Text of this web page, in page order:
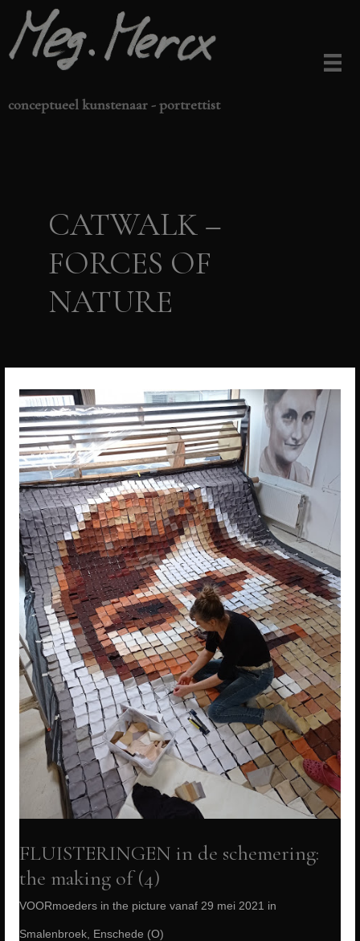
naar
de
conceptueel kunstenaar - portrettist
CATWALK –
FORCES OF
NATURE
FLUISTERINGEN in de schemering:
the making of (4)
VOORmoeders in the picture vanaf 29 mei 2021 in
Smalenbroek, Enschede (O)